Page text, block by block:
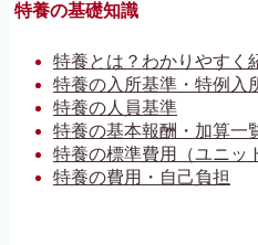
特養の基礎知識
特養とは？わかりやすく
特養の入所基準・特例入
特養の人員基準
特養の基本報酬・加算一
特養の標準費用（ユニッ
特養の費用・自己負担